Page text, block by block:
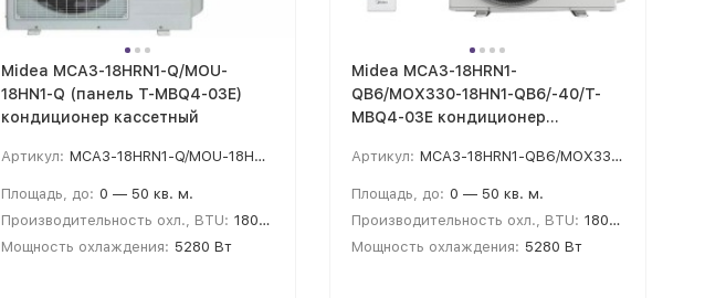
Midea MCA3-18HRN1-Q/MOU-
18HN1-Q (панель T-MBQ4-03E)
кондиционер кассетный
Артикул: MCA3-18HRN1-Q/MOU-18HN1-Q/T-MBQ4-03E
Площадь, до: 0 — 50 кв. м.
Производительность охл., BTU: 18000
Мощность охлаждения: 5280 Вт
Midea MCA3-18HRN1-
QB6/MOX330-18HN1-QB6/-40/T-
MBQ4-03E кондиционер
Артикул: MCA3-18HRN1-QB6/MOX330-18HN1-QB6/-40/T-MBQ4-03E
Площадь, до: 0 — 50 кв. м.
Производительность охл., BTU: 18000
Мощность охлаждения: 5280 Вт